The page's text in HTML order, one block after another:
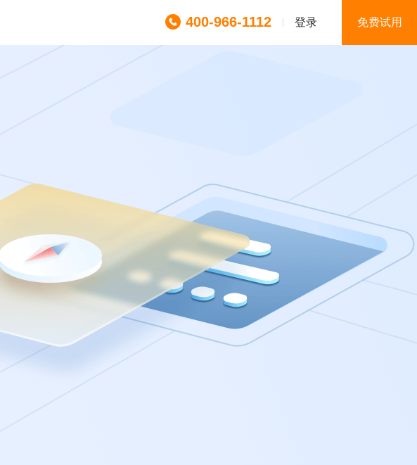
400-966-1112 登录 免费试用